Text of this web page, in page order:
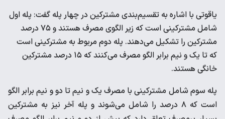
یاقوتی با اشاره به تقسیم‌بندی مشترکین در چهار پله گفت: پله اول
شامل مشترکینی است که زیر الگوی مصرف هستند و ۷۵ درصد
مشترکین را تشکیل می‌دهند. پله دوم مربوط به مشترکینی است
که تا یک و نیم برابر الگو مصرف می‌کنند که ۱۵ درصد مشترکین
خانگی هستند.
پله سوم شامل مشترکینی با مصرف یک و نیم تا دو و نیم برابر الگو
است که ۸ درصد را شامل می‌شوند و پله آخر نیز به مشترکین